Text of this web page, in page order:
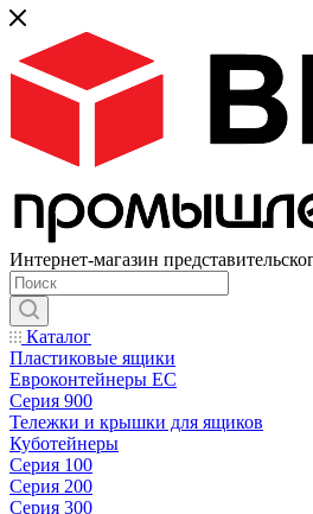
Интернет-магазин
Каталог
Пластиковые ящики
Евроконтейнеры ЕС
Серия 900
Тележки и крышки для ящиков
Куботейнеры
Серия 100
Серия 200
Серия 300